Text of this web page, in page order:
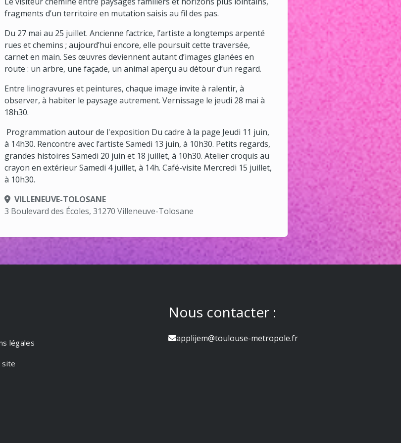
fragments d’un territoire en mutation saisis au fil des pas.
Du 27 mai au 25 juillet. Ancienne factrice, l’artiste a longtemps arpenté
rues et chemins ; aujourd’hui encore, elle poursuit cette traversée,
carnet en main. Ses œuvres deviennent autant d’images glanées en
route : un arbre, une façade, un animal aperçu au détour d’un regard.
Entre linogravures et peintures, chaque image invite à ralentir, à
observer, à habiter le paysage autrement. Vernissage le jeudi 28 mai à
18h30.
Programmation autour de l'exposition Du cadre à la page Jeudi 11 juin,
à 14h30. Rencontre avec l’artiste Samedi 13 juin, à 10h30. Petits regards,
grandes histoires Samedi 20 juin et 18 juillet, à 10h30. Atelier croquis au
crayon en extérieur Samedi 4 juillet, à 14h. Café-visite Mercredi 15 juillet,
à 10h30.
VILLENEUVE-TOLOSANE
3 Boulevard des Écoles, 31270 Villeneuve-Tolosane
légales
site
Nous contacter :
applijem@toulouse-metropole.fr